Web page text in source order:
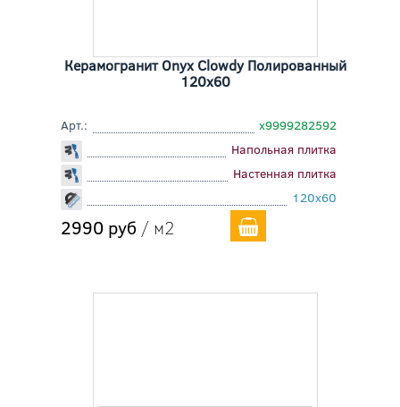
Керамогранит Onyx Clowdy Полированный
120x60
Арт.:
х9999282592
Напольная плитка
Настенная плитка
120x60
2990 руб / м2